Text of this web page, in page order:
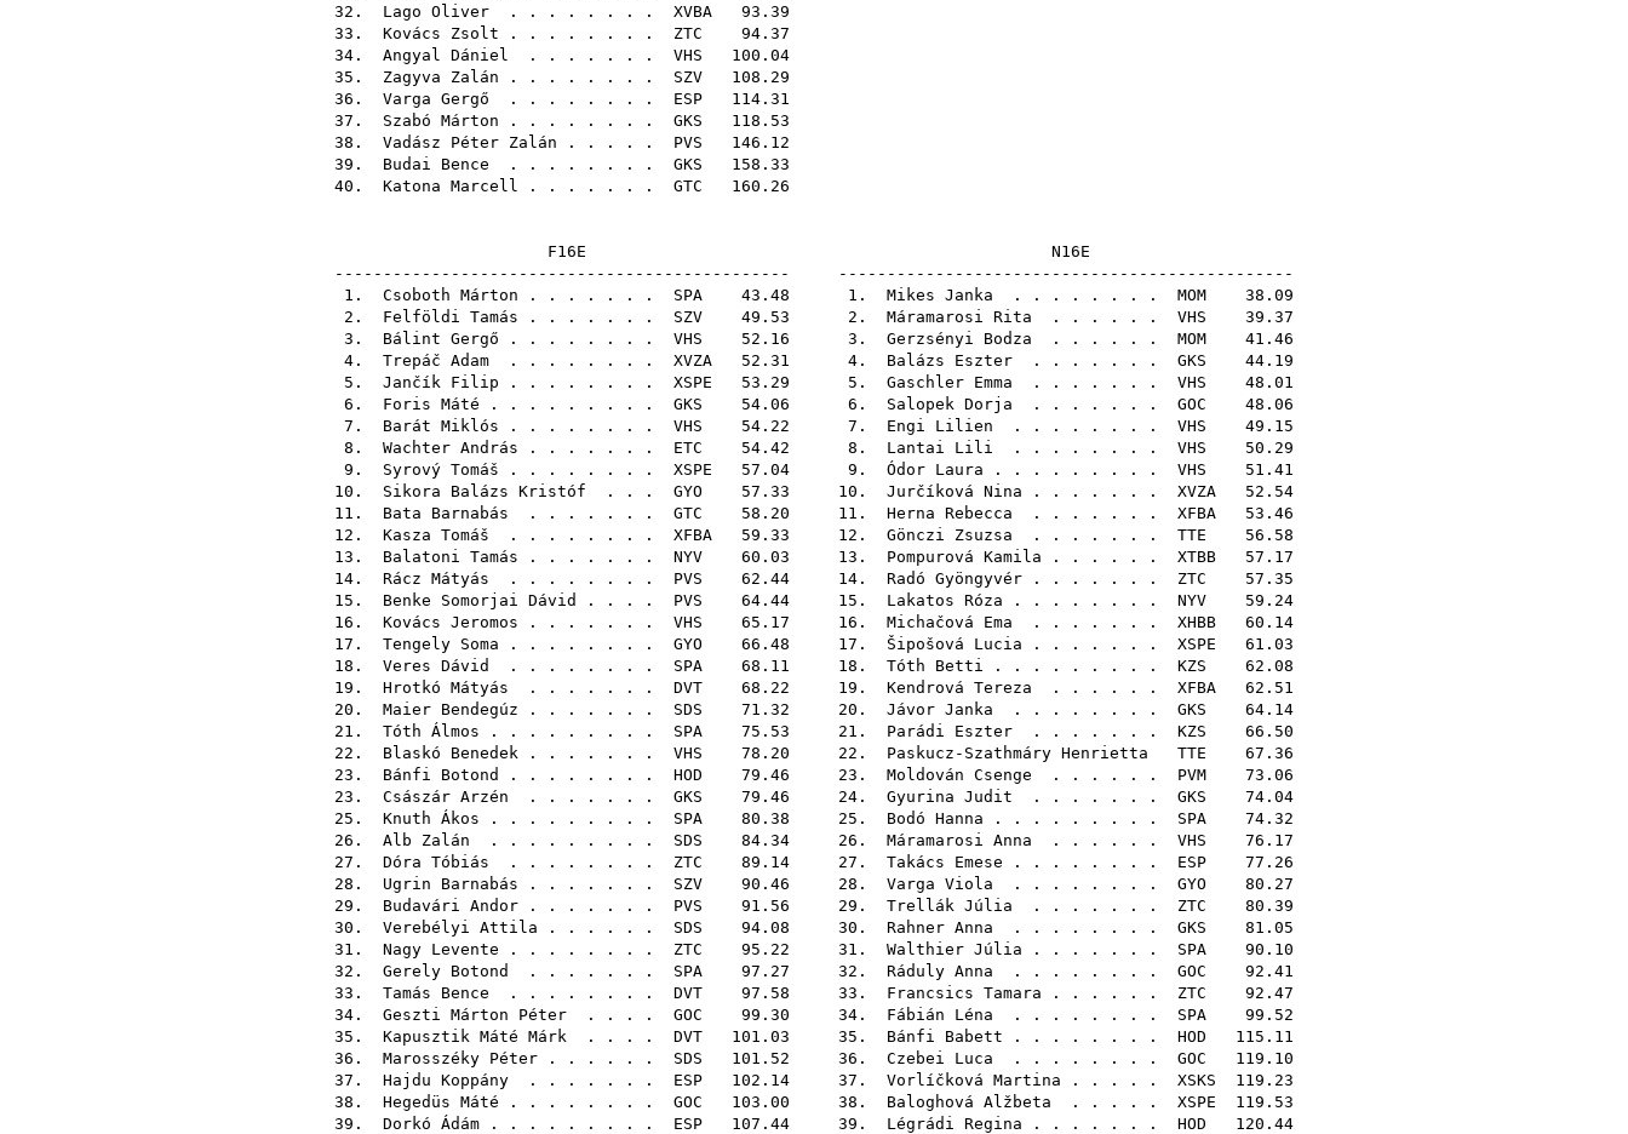
32. Lago Oliver . . . . . . . . XVBA 93.39
33. Kovács Zsolt . . . . . . . . ZTC 94.37
34. Angyal Dániel . . . . . . . VHS 100.04
35. Zagyva Zalán . . . . . . . . SZV 108.29
36. Varga Gergő . . . . . . . . ESP 114.31
37. Szabó Márton . . . . . . . . GKS 118.53
38. Vadász Péter Zalán . . . . . PVS 146.12
39. Budai Bence . . . . . . . . GKS 158.33
40. Katona Marcell . . . . . . . GTC 160.26
F16E N16E
----------------------------------------------- -----------------------------------------------
1. Csoboth Márton . . . . . . . SPA 43.48 1. Mikes Janka . . . . . . . . MOM 38.09
2. Felföldi Tamás . . . . . . . SZV 49.53 2. Máramarosi Rita . . . . . . VHS 39.37
3. Bálint Gergő . . . . . . . . VHS 52.16 3. Gerzsényi Bodza . . . . . . MOM 41.46
4. Trepáč Adam . . . . . . . . XVZA 52.31 4. Balázs Eszter . . . . . . . GKS 44.19
5. Jančík Filip . . . . . . . . XSPE 53.29 5. Gaschler Emma . . . . . . . VHS 48.01
6. Foris Máté . . . . . . . . . GKS 54.06 6. Salopek Dorja . . . . . . . GOC 48.06
7. Barát Miklós . . . . . . . . VHS 54.22 7. Engi Lilien . . . . . . . . VHS 49.15
8. Wachter András . . . . . . . ETC 54.42 8. Lantai Lili . . . . . . . . VHS 50.29
9. Syrový Tomáš . . . . . . . . XSPE 57.04 9. Ódor Laura . . . . . . . . . VHS 51.41
10. Sikora Balázs Kristóf . . . GYO 57.33 10. Jurčíková Nina . . . . . . . XVZA 52.54
11. Bata Barnabás . . . . . . . GTC 58.20 11. Herna Rebecca . . . . . . . XFBA 53.46
12. Kasza Tomáš . . . . . . . . XFBA 59.33 12. Gönczi Zsuzsa . . . . . . . TTE 56.58
13. Balatoni Tamás . . . . . . . NYV 60.03 13. Pompurová Kamila . . . . . . XTBB 57.17
14. Rácz Mátyás . . . . . . . . PVS 62.44 14. Radó Gyöngyvér . . . . . . . ZTC 57.35
15. Benke Somorjai Dávid . . . . PVS 64.44 15. Lakatos Róza . . . . . . . . NYV 59.24
16. Kovács Jeromos . . . . . . . VHS 65.17 16. Michačová Ema . . . . . . . XHBB 60.14
17. Tengely Soma . . . . . . . . GYO 66.48 17. Šipošová Lucia . . . . . . . XSPE 61.03
18. Veres Dávid . . . . . . . . SPA 68.11 18. Tóth Betti . . . . . . . . . KZS 62.08
19. Hrotkó Mátyás . . . . . . . DVT 68.22 19. Kendrová Tereza . . . . . . XFBA 62.51
20. Maier Bendegúz . . . . . . . SDS 71.32 20. Jávor Janka . . . . . . . . GKS 64.14
21. Tóth Álmos . . . . . . . . . SPA 75.53 21. Parádi Eszter . . . . . . . KZS 66.50
22. Blaskó Benedek . . . . . . . VHS 78.20 22. Paskucz-Szathmáry Henrietta TTE 67.36
23. Bánfi Botond . . . . . . . . HOD 79.46 23. Moldován Csenge . . . . . . PVM 73.06
23. Császár Arzén . . . . . . . GKS 79.46 24. Gyurina Judit . . . . . . . GKS 74.04
25. Knuth Ákos . . . . . . . . . SPA 80.38 25. Bodó Hanna . . . . . . . . . SPA 74.32
26. Alb Zalán . . . . . . . . . SDS 84.34 26. Máramarosi Anna . . . . . . VHS 76.17
27. Dóra Tóbiás . . . . . . . . ZTC 89.14 27. Takács Emese . . . . . . . . ESP 77.26
28. Ugrin Barnabás . . . . . . . SZV 90.46 28. Varga Viola . . . . . . . . GYO 80.27
29. Budavári Andor . . . . . . . PVS 91.56 29. Trellák Júlia . . . . . . . ZTC 80.39
30. Verebélyi Attila . . . . . . SDS 94.08 30. Rahner Anna . . . . . . . . GKS 81.05
31. Nagy Levente . . . . . . . . ZTC 95.22 31. Walthier Júlia . . . . . . . SPA 90.10
32. Gerely Botond . . . . . . . SPA 97.27 32. Ráduly Anna . . . . . . . . GOC 92.41
33. Tamás Bence . . . . . . . . DVT 97.58 33. Francsics Tamara . . . . . . ZTC 92.47
34. Geszti Márton Péter . . . . GOC 99.30 34. Fábián Léna . . . . . . . . SPA 99.52
35. Kapusztik Máté Márk . . . . DVT 101.03 35. Bánfi Babett . . . . . . . . HOD 115.11
36. Marosszéky Péter . . . . . . SDS 101.52 36. Czebei Luca . . . . . . . . GOC 119.10
37. Hajdu Koppány . . . . . . . ESP 102.14 37. Vorlíčková Martina . . . . . XSKS 119.23
38. Hegedüs Máté . . . . . . . . GOC 103.00 38. Baloghová Alžbeta . . . . . XSPE 119.53
39. Dorkó Ádám . . . . . . . . . ESP 107.44 39. Légrádi Regina . . . . . . . HOD 120.44